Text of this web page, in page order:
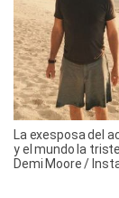
La exesposa del
y el mundo la
Demi Moore /